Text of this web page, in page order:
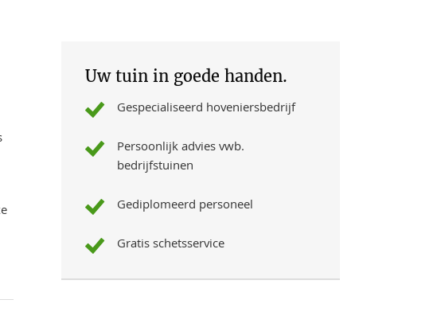
Uw tuin in goede handen.
Gespecialiseerd hoveniersbedrijf
Persoonlijk advies vwb.
bedrijfstuinen
Gediplomeerd personeel
Gratis schetsservice